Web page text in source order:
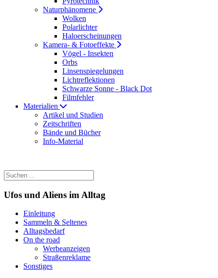
Naturphänomene
Wolken
Polarlichter
Haloerscheinungen
Kamera- & Fotoeffekte
Vögel - Insekten
Orbs
Linsenspiegelungen
Lichtreflektionen
Schwarze Sonne - Black Dot
Filmfehler
Materialien
Artikel und Studien
Zeitschriften
Bände und Bücher
Info-Material
Ufos und Aliens im Alltag
Einleitung
Sammeln & Seltenes
Alltagsbedarf
On the road
Werbeanzeigen
Straßenreklame
Sonstiges